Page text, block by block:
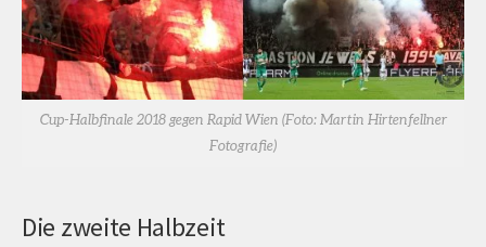
Cup-Halbfinale 2018 gegen Rapid Wien (Foto: Martin Hirtenfellner
Fotografie)
Die zweite Halbzeit